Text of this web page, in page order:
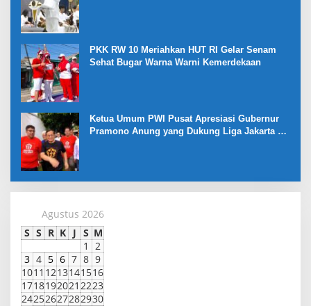
PKK RW 10 Meriahkan HUT RI Gelar Senam
Sehat Bugar Warna Warni Kemerdekaan
Ketua Umum PWI Pusat Apresiasi Gubernur
Pramono Anung yang Dukung Liga Jakarta U-
Agustus 2026
S S R K J S M
1
2
3 4 5 6 7 8 9
1011 1213141516
1718192021 2223
24252627282930